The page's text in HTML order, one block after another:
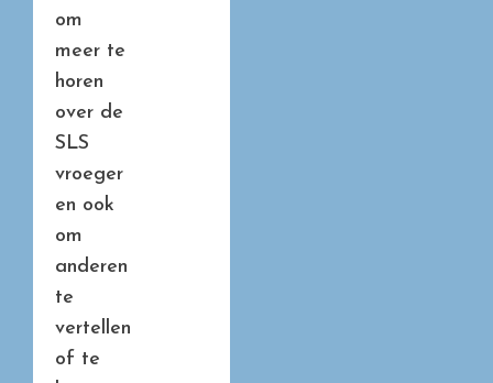
om
meer te
horen
over de
SLS
vroeger
en ook
om
anderen
te
vertellen
of te